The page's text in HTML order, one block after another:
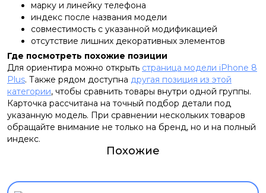
марку и линейку телефона
индекс после названия модели
совместимость с указанной модификацией
отсутствие лишних декоративных элементов
Где посмотреть похожие позиции
Для ориентира можно открыть страница модели iPhone 8
Plus. Также рядом доступна другая позиция из этой
категории, чтобы сравнить товары внутри одной группы.
Карточка рассчитана на точный подбор детали под
указанную модель. При сравнении нескольких товаров
обращайте внимание не только на бренд, но и на полный
индекс.
Похожие